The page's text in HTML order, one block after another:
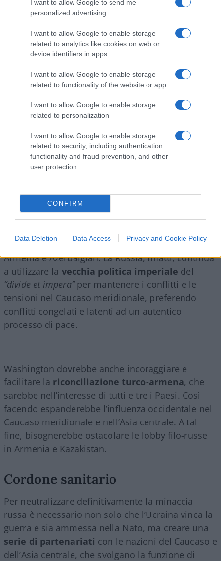
I want to allow Google to send me
personalized advertising.
I want to allow Google to enable storage
related to analytics like cookies on web or
device identifiers in apps.
I want to allow Google to enable storage
related to functionality of the website or app.
I want to allow Google to enable storage
related to personalization.
I want to allow Google to enable storage
related to security, including authentication
functionality and fraud prevention, and other
user protection.
CONFIRM
Data Deletion Data Access Privacy and Cookie Policy
Declino russo
La credibilità russa sullo scacchiere internazionale
e, sul fronte interno,
le cose non vanno meglio. La prospettiva di una
miriade di discussioni relative a una ipotetica
dissoluzione del Paese lungo faglie etniche,
soprattutto nel Caucaso e nell’oblast’ di
Astrachan’.
rinvigorimento della Nato e dell’Unione europea.
Gli Stati Uniti dovrebbero seguire l’Ue nella
meridionale e nell’intermediazione dei colloqui tra
Armenia e Azerbaigian. La Russia, infatti, continua
a utilizzare la vecchia politica imperiale del
“divide et impera”per mantenere i conflitti e le
tensioni nel Caucaso meridionale, preferendo
conflitti congelati e latenti ad un autentico
processo di pace.
Washington dovrebbe anche incoraggiare e
facilitare la riconciliazione turco-armena, che
sarebbe nell’interesse di tutti e tre i Paesi. Così
facendo espanderebbe l’influenza occidentale nel
Caucaso meridionale e nell’Asia centrale. A tal
fine, bisognerebbe ostacolare le lobby filo-russe
in Armenia e Kazakistan.
Cordone sanitario
Per neutralizzare definitivamente la minaccia
russa è necessario non solo che l’Ucraina vinca la
guerra e sia ammessa nella Nato, ma creare una
serie di partenariati con le nazioni del Caucaso e
dell’Asia centrale, che svolgano la funzione di